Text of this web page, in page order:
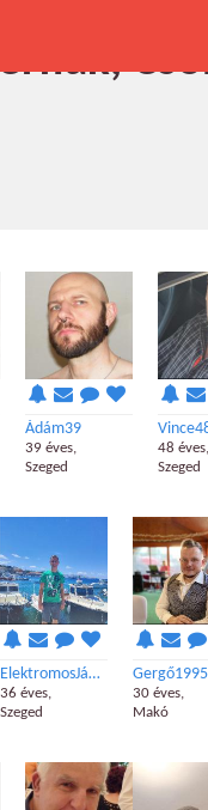
Ádám39
39 éves,
Szeged
48 éves,
Szeged
ElektromosJános
36 éves,
Szeged
Gergő1995
30 éves,
Makó